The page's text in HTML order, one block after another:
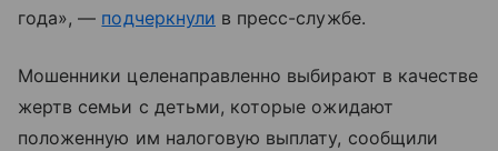
года», — подчеркнули в пресс-службе.
Мошенники целенаправленно выбирают в качестве
жертв семьи с детьми, которые ожидают
положенную им налоговую выплату, сообщили